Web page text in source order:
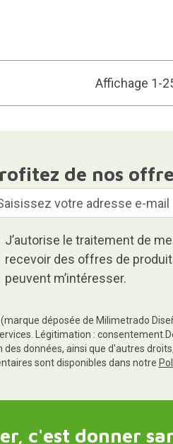
Affichage 1-
de nos
J’autorise le traitement de
recevoir des offres de
peuvent m’intéresser.
déposée de Milimetrado
Légitimation :
données, ainsi que d'autres
sont disponibles dans notre
c'est donner